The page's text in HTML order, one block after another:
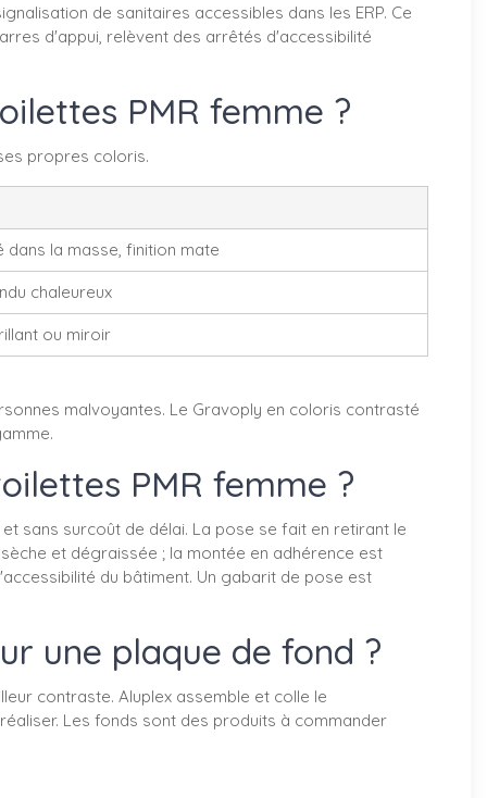
de sanitaires accessibles dans les ERP. Ce
d'appui, relèvent des arrêtés d'accessibilité
PMR femme ?
propres coloris.
dans la masse, finition mate
chaleureux
ou miroir
malvoyantes. Le Gravoply en coloris contrasté
PMR femme ?
sans surcoût de délai. La pose se fait en retirant le
et dégraissée ; la montée en adhérence est
du bâtiment. Un gabarit de pose est
une plaque de fond ?
contraste. Aluplex assemble et colle le
Les fonds sont des produits à commander